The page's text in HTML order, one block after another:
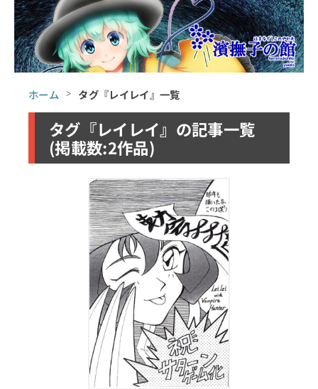
ホーム タグ『レイレイ』一覧
タグ『レイレイ』の記事一覧
(掲載数:2作品)